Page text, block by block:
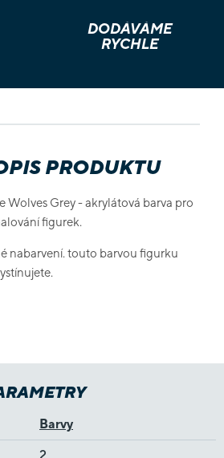
DODÁVÁME
RYCHLE
PRODUKTU
Wolves Grey - akrylátová barva pro
figurek.
nabarvení. touto barvou figurku
Barvy